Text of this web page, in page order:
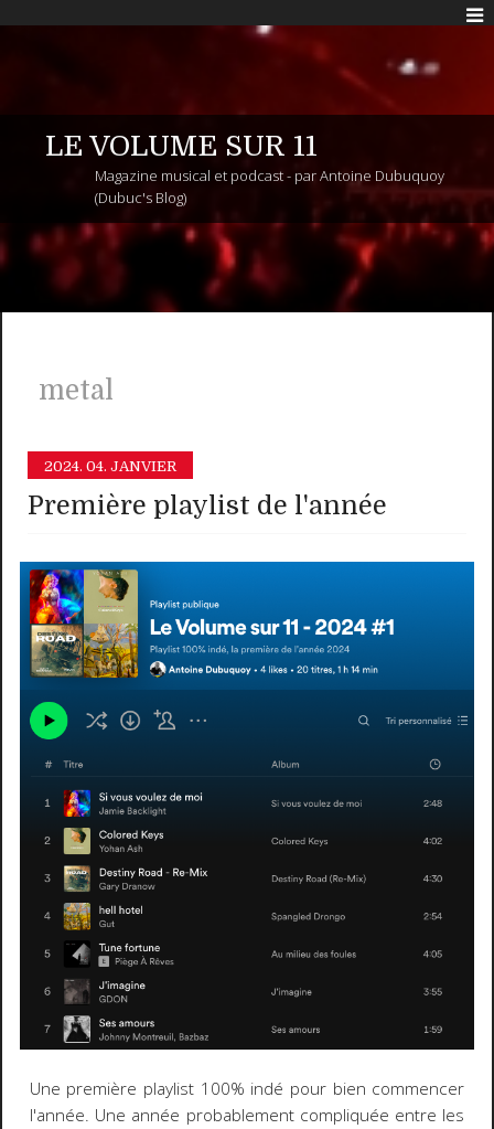
LE VOLUME SUR 11
Magazine musical et podcast - par Antoine Dubuquoy
(Dubuc's Blog)
metal
2024. 04. JANVIER
Première playlist de l'année
Une première playlist 100% indé pour bien commencer
l'année. Une année probablement compliquée entre les